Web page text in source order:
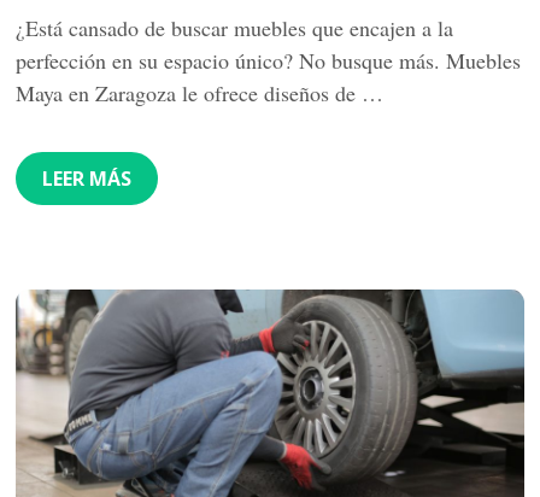
¿Está cansado de buscar muebles que encajen a la
perfección en su espacio único? No busque más. Muebles
Maya en Zaragoza le ofrece diseños de …
LEER MÁS